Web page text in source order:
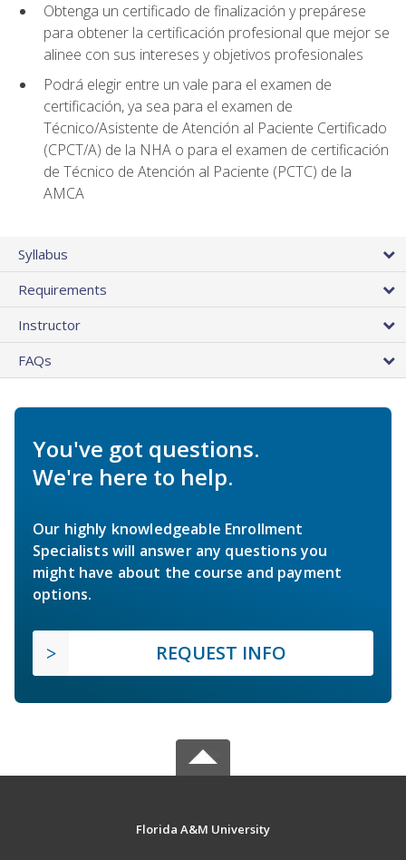
Obtenga un certificado de finalización y prepárese
para obtener la certificación profesional que mejor se
alinee con sus intereses y objetivos profesionales
Podrá elegir entre un vale para el examen de
certificación, ya sea para el examen de
Técnico/Asistente de Atención al Paciente Certificado
(CPCT/A) de la NHA o para el examen de certificación
de Técnico de Atención al Paciente (PCTC) de la
AMCA
Syllabus
Requirements
Instructor
FAQs
You've got questions.
We're here to help.
Our highly knowledgeable Enrollment
Specialists will answer any questions you
might have about the course and payment
options.
REQUEST INFO
Florida A&M University